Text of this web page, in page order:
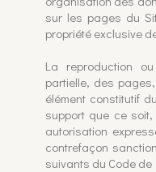
sur les pages du
propriété exclusive
La reproduction
partielle, des
élément constitutif
support que ce
autorisation
contrefaçon
suivants du Code